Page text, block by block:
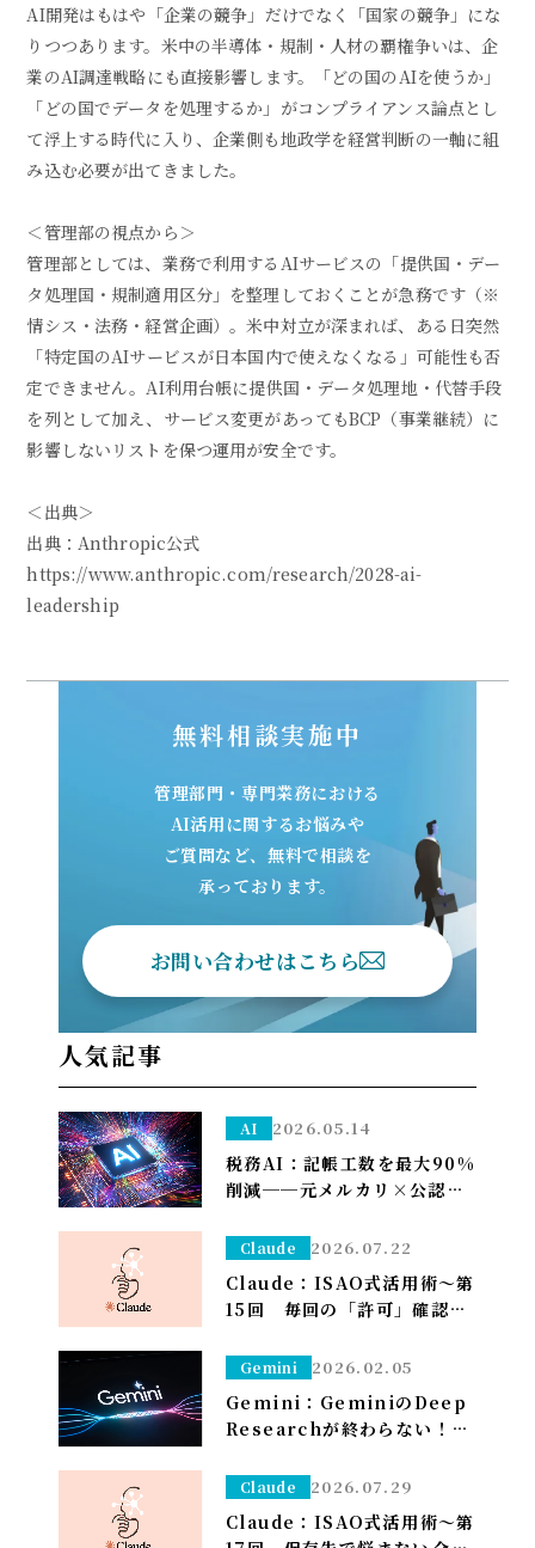
AI開発はもはや「企業の競争」だけでなく「国家の競争」にな
りつつあります。米中の半導体・規制・人材の覇権争いは、企
業のAI調達戦略にも直接影響します。「どの国のAIを使うか」
「どの国でデータを処理するか」がコンプライアンス論点とし
て浮上する時代に入り、企業側も地政学を経営判断の一軸に組
み込む必要が出てきました。
＜管理部の視点から＞
管理部としては、業務で利用するAIサービスの「提供国・デー
タ処理国・規制適用区分」を整理しておくことが急務です（※
情シス・法務・経営企画）。米中対立が深まれば、ある日突然
「特定国のAIサービスが日本国内で使えなくなる」可能性も否
定できません。AI利用台帳に提供国・データ処理地・代替手段
を列として加え、サービス変更があってもBCP（事業継続）に
影響しないリストを保つ運用が安全です。
＜出典＞
出典：Anthropic公式
https://www.anthropic.com/research/2028-ai-
leadership
無料相談実施中
管理部門・専門業務における
AI活用に関するお悩みや
ご質問など、無料で相談を
承っております。
お問い合わせはこちら
人気記事
AI 2026.05.14
税務AI：記帳工数を最大90%
削減──元メルカリ×公認会
Zeimee、半年後の本格投入
へ
Claude 2026.07.22
Claude：ISAO式活用術～第
15回 毎回の「許可」確認が
は「常に許可」で流す（※管
理者設定）～
Gemini 2026.02.05
Gemini：GeminiのDeep
Researchが終わらない！？
た1つ」のこと
Claude 2026.07.29
Claude：ISAO式活用術～第